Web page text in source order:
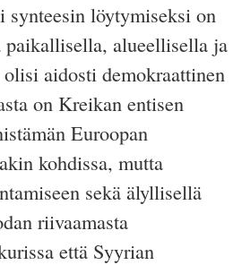
synteesin löytymiseksi on
alueellisella ja
aidosti demokraattinen
on Kreikan entisen
Euroopan
kohdissa, mutta
sekä älyllisellä
riivaamasta
että Syyrian